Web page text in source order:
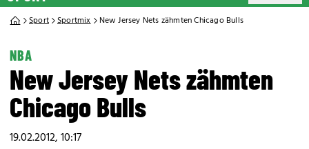
Sport Sportmix New Jersey Nets zähmten Chicago Bulls
NBA
New Jersey Nets zähmten
Chicago Bulls
19.02.2012, 10:17